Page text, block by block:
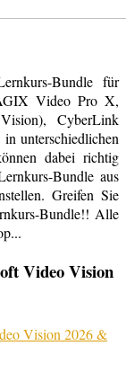
Bundle für
Video Pro X,
CyberLink
unterschiedlichen
dabei richtig
Bundle aus
Greifen Sie
Bundle!! Alle
Video Vision